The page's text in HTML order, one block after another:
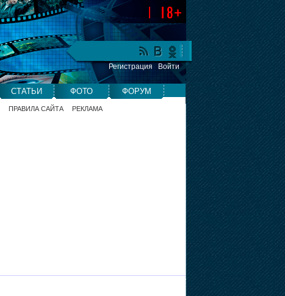
Регистрация Войти
СТАТЬИ ФОТО ФОРУМ
ПРАВИЛА САЙТА РЕКЛАМА